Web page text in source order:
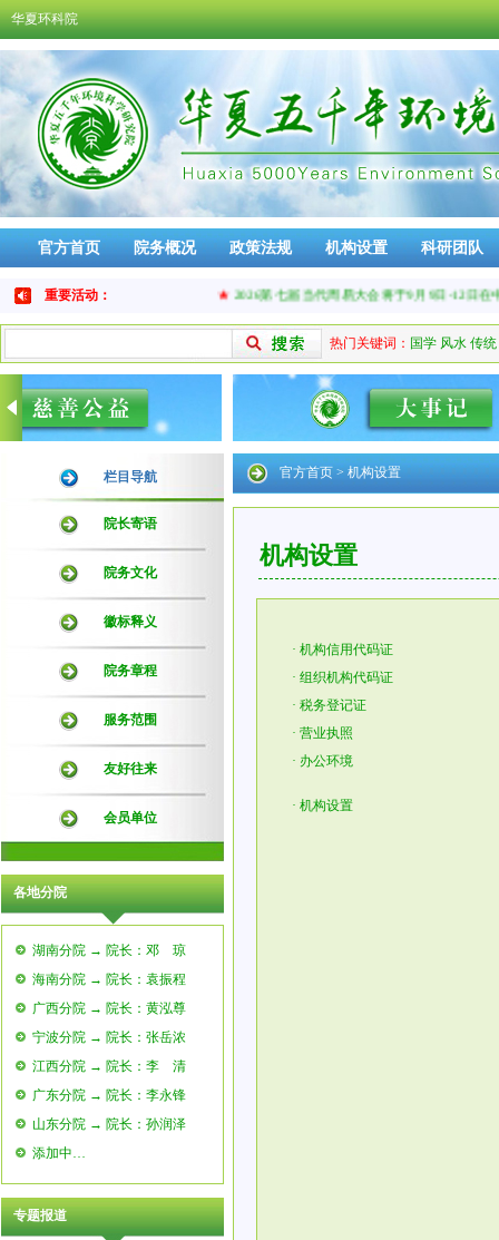
华夏环科院
官方首页 院务概况 政策法规 机构设置 科研团队
免责声明
重要活动： 2026第七届当代周易大会将于9月9日-12日在中
热门关键词： 国学 风水 传统
栏目导航
院长寄语
院务文化
徽标释义
院务章程
服务范围
友好往来
会员单位
各地分院
湖南分院 → 院长：邓 琼
海南分院 → 院长：袁振程
广西分院 → 院长：黄泓尊
宁波分院 → 院长：张岳浓
江西分院 → 院长：李 清
广东分院 → 院长：李永锋
山东分院 → 院长：孙润泽
添加中…
专题报道
官方首页 > 机构设置
机构设置
· 机构信用代码证
· 组织机构代码证
· 税务登记证
· 营业执照
· 办公环境
· 机构设置